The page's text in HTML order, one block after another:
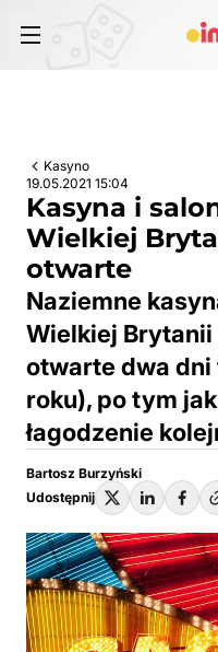
Kasyno
19.05.2021 15:04
Kasyna i
Wielkiej
otwarte
Naziemne
Wielkiej Brytanii
otwarte dwa dni
roku), po tym jak
łagodzenie
Bartosz Burzyński
Udostępnij